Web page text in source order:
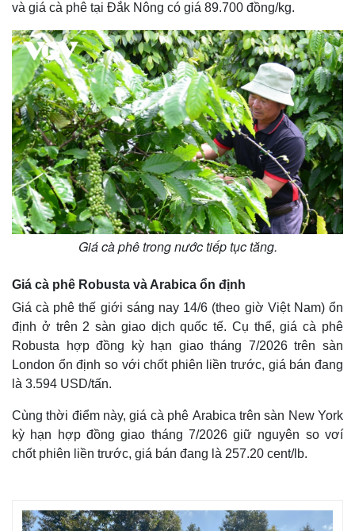
và giá cà phê tại Đắk Nông có giá 89.700 đồng/kg.
Giá cà phê trong nước tiếp tục tăng.
Giá cà phê Robusta và Arabica ổn định
Giá cà phê thế giới sáng nay 14/6 (theo giờ Việt Nam) ổn
định ở trên 2 sàn giao dịch quốc tế. Cụ thể, giá cà phê
Robusta hợp đồng kỳ hạn giao tháng 7/2026 trên sàn
London ổn định so với chốt phiên liền trước, giá bán đang
là 3.594 USD/tấn.
Cùng thời điểm này, giá cà phê Arabica trên sàn New York
kỳ hạn hợp đồng giao tháng 7/2026 giữ nguyên so vơí
chốt phiên liền trước, giá bán đang là 257.20 cent/lb.